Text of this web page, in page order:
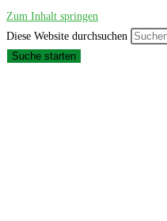
Zum Inhalt springen
Diese Website durchsuchen
Suche starten